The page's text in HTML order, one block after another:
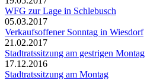
WFG zur Lage in Schlebusch
05.03.2017
Verkaufsoffener Sonntag in Wiesdorf
21.02.2017
Stadtratssitzung am gestrigen Montag
17.12.2016
Stadtratssitzung am Montag